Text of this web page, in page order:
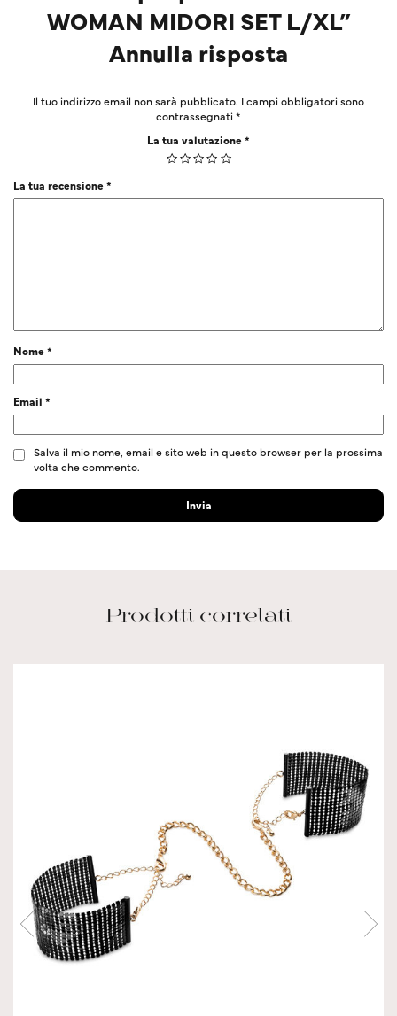
WOMAN MIDORI SET L/XL”
Annulla risposta
Il tuo indirizzo email non sarà pubblicato. I campi obbligatori sono
contrassegnati*
La tua valutazione*
La tua recensione*
Nome*
Email *
Salva il mio nome, email e sito web in questo browser per la prossima
volta che commento.
Prodotti correlati